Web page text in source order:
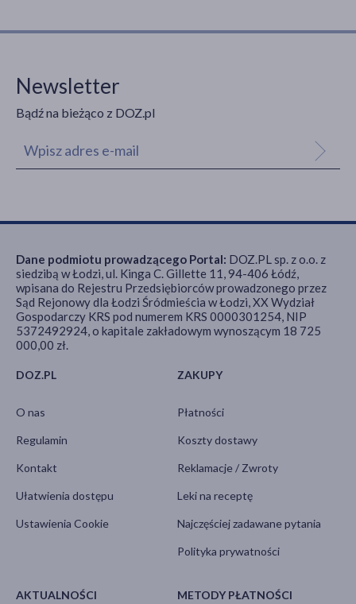
Newsletter
Bądź na bieżąco z DOZ.pl
DOZ.PL
O nas
Regulamin
Kontakt
Ułatwienia dostępu
Ustawienia Cookie
ZAKUPY
Płatności
Koszty dostawy
Reklamacje / Zwroty
Leki na receptę
Najczęściej zadawane pytania
Polityka prywatności
AKTUALNOŚCI METODY PŁATNOŚCI
Dane podmiotu prowadzącego Portal: DOZ.PL sp. z o.o. z
siedzibą w Łodzi, ul. Kinga C. Gillette 11, 94-406 Łódź,
wpisana do Rejestru Przedsiębiorców prowadzonego przez
Sąd Rejonowy dla Łodzi Śródmieścia w Łodzi, XX Wydział
Gospodarczy KRS pod numerem KRS 0000301254, NIP
5372492924, o kapitale zakładowym wynoszącym 18 725
000,00 zł.